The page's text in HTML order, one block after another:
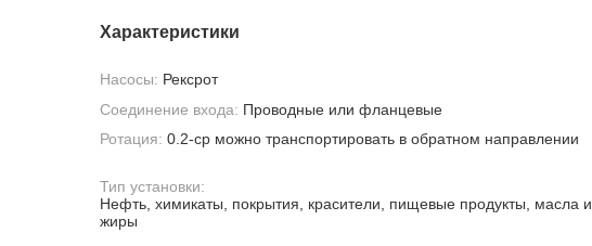
Характеристики
Насосы: Рексрот
Соединение входа: Проводные или фланцевые
Ротация: 0.2-cp можно транспортировать в обратном направлении
Тип установки:
Нефть, химикаты, покрытия, красители, пищевые продукты, масла и
жиры